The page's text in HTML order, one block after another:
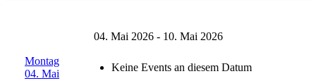
04. Mai 2026 - 10. Mai 2026
Montag
04. Mai
Keine Events an diesem Datum